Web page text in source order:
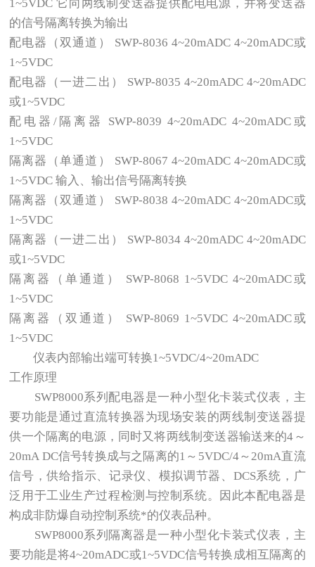
1~5VDC 它向两线制变送器提供配电电源，并将变送器
的信号隔离转换为输出
配电器（双通道） SWP-8036 4~20mADC 4~20mADC或
1~5VDC
配电器（一进二出） SWP-8035 4~20mADC 4~20mADC
或1~5VDC
配电器/隔离器 SWP-8039 4~20mADC 4~20mADC或
1~5VDC
隔离器（单通道） SWP-8067 4~20mADC 4~20mADC或
1~5VDC 输入、输出信号隔离转换
隔离器（双通道） SWP-8038 4~20mADC 4~20mADC或
1~5VDC
隔离器（一进二出） SWP-8034 4~20mADC 4~20mADC
或1~5VDC
隔离器（单通道） SWP-8068 1~5VDC 4~20mADC或
1~5VDC
隔离器（双通道） SWP-8069 1~5VDC 4~20mADC或
1~5VDC
仪表内部输出端可转换1~5VDC/4~20mADC
工作原理
SWP8000系列配电器是一种小型化卡装式仪表，主
要功能是通过直流转换器为现场安装的两线制变送器提
供一个隔离的电源，同时又将两线制变送器输送来的4～
20mA DC信号转换成与之隔离的1～5VDC/4～20mA直流
信号，供给指示、记录仪、模拟调节器、DCS系统，广
泛用于工业生产过程检测与控制系统。因此本配电器是
构成非防爆自动控制系统*的仪表品种。
SWP8000系列隔离器是一种小型化卡装式仪表，主
要功能是将4~20mADC或1~5VDC信号转换成相互隔离的